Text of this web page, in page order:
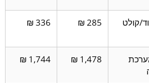
336 ₪
1,744 ₪